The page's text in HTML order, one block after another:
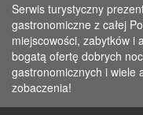
Serwis turystyczny
gastronomiczne z całej
miejscowości, zabytków i
bogatą ofertę dobrych
gastronomicznych i wiele
zobaczenia!